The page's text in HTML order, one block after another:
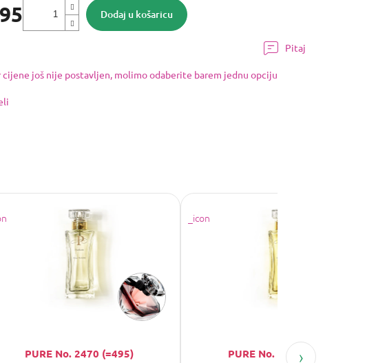
Dodaj u košaricu
Pitaj
cijene još nije postavljen, molimo odaberite barem jednu opciju
PURE No. 2470 (=495) PURE No. 2491 (=475)
›